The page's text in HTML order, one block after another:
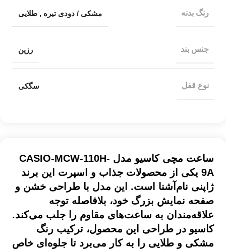
ساعت مچی کاسیو مدل CASIO-MCW-110H-
9A یکی از محصولات جذاب و اسپرت این برند
ژاپنی نام‌آشنا است. این مدل با طراحی خشن و
صفحه نمایش بزرگ خود، بلافاصله توجه
علاقه‌مندان به ساعت‌های مقاوم را جلب می‌کند.
کاسیو در طراحی این محصول، ترکیب رنگ
مشکی و طلایی را به کار می‌برد تا جلوه‌ای خاص
رنگ بدنه مشکی / دودی تیره , طلایی
جنس بند رزین
نوع قفل سگکی